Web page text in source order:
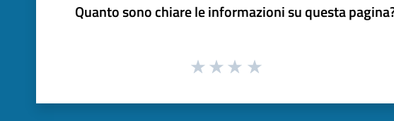
Quanto sono chiare le informazioni su questa